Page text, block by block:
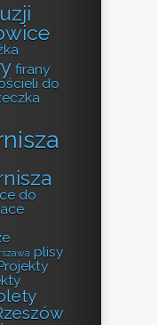
firany
do
do
plisy